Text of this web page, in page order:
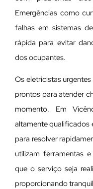
Emergências como
falhas em sistemas
rápida para evitar
dos ocupantes.
Os eletricistas
prontos para atender
momento. Em
altamente qualificados
para resolver
utilizam ferramentas
que o serviço seja
proporcionando